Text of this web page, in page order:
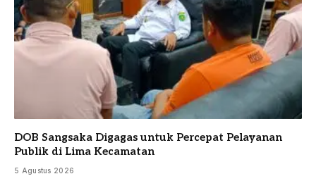
DOB Sangsaka Digagas untuk Percepat Pelayanan
Publik di Lima Kecamatan
5 Agustus 2026